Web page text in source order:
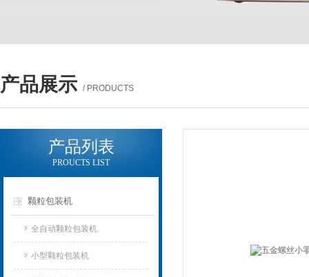
产品展示 / PRODUCTS
产品列表
PROUCTS LIST
颗粒包装机
全自动颗粒包装机
小型颗粒包装机